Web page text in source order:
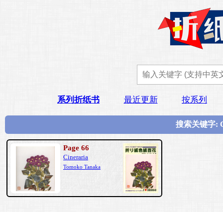
系列折纸书 最近更新 按系列
搜索关键字
Page 66
Cineraria
Tomoko Tanaka